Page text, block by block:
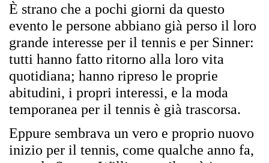
È strano che a pochi giorni da questo
evento le persone abbiano già perso il loro
grande interesse per il tennis e per Sinner:
tutti hanno fatto ritorno alla loro vita
quotidiana; hanno ripreso le proprie
abitudini, i propri interessi, e la moda
temporanea per il tennis è già trascorsa.
Eppure sembrava un vero e proprio nuovo
inizio per il tennis, come qualche anno fa,